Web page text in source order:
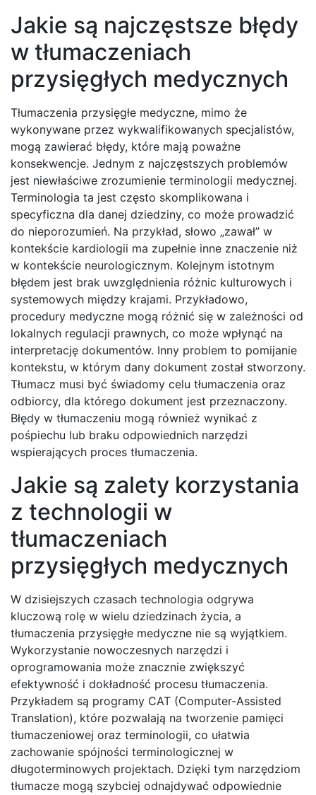
Jakie są najczęstsze błędy
w tłumaczeniach
przysięgłych medycznych
Tłumaczenia przysięgłe medyczne, mimo że
wykonywane przez wykwalifikowanych specjalistów,
mogą zawierać błędy, które mają poważne
konsekwencje. Jednym z najczęstszych problemów
jest niewłaściwe zrozumienie terminologii medycznej.
Terminologia ta jest często skomplikowana i
specyficzna dla danej dziedziny, co może prowadzić
do nieporozumień. Na przykład, słowo „zawał” w
kontekście kardiologii ma zupełnie inne znaczenie niż
w kontekście neurologicznym. Kolejnym istotnym
błędem jest brak uwzględnienia różnic kulturowych i
systemowych między krajami. Przykładowo,
procedury medyczne mogą różnić się w zależności od
lokalnych regulacji prawnych, co może wpłynąć na
interpretację dokumentów. Inny problem to pomijanie
kontekstu, w którym dany dokument został stworzony.
Tłumacz musi być świadomy celu tłumaczenia oraz
odbiorcy, dla którego dokument jest przeznaczony.
Błędy w tłumaczeniu mogą również wynikać z
pośpiechu lub braku odpowiednich narzędzi
wspierających proces tłumaczenia.
Jakie są zalety korzystania
z technologii w
tłumaczeniach
przysięgłych medycznych
W dzisiejszych czasach technologia odgrywa
kluczową rolę w wielu dziedzinach życia, a
tłumaczenia przysięgłe medyczne nie są wyjątkiem.
Wykorzystanie nowoczesnych narzędzi i
oprogramowania może znacznie zwiększyć
efektywność i dokładność procesu tłumaczenia.
Przykładem są programy CAT (Computer-Assisted
Translation), które pozwalają na tworzenie pamięci
tłumaczeniowej oraz terminologii, co ułatwia
zachowanie spójności terminologicznej w
długoterminowych projektach. Dzięki tym narzędziom
tłumacze mogą szybciej odnajdywać odpowiednie